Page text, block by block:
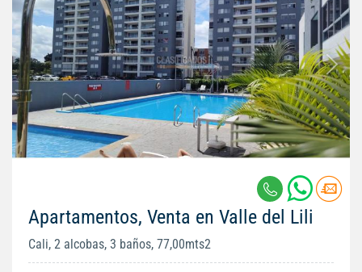
Apartamentos, Venta en Valle del Lili
Cali, 2 alcobas, 3 baños, 77,00mts2